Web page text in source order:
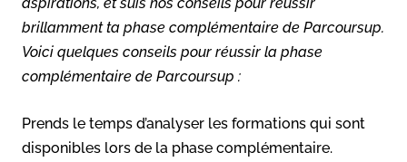
brillamment ta phase complémentaire de Parcoursup.
Voici quelques conseils pour réussir la phase
complémentaire de Parcoursup :
Prends le temps d’analyser les formations qui sont
disponibles lors de la phase complémentaire.